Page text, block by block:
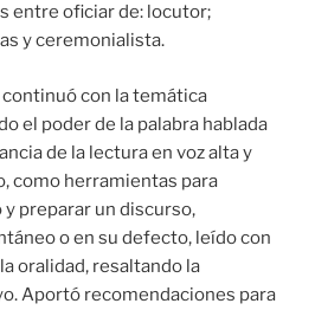
entre oficiar de: locutor;
y ceremonialista.
con la temática
el poder de la palabra hablada
de la lectura en voz alta y
como herramientas para
preparar un discurso,
o en su defecto, leído con
oralidad, resaltando la
Aportó recomendaciones para